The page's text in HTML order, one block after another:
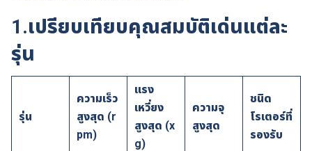
1.เปรียบเทียบคุณสมบัติเด่นแต่ละ
รุ่น
รุ่น
ความเร็ว
สูงสุด (r
pm)
แรง
เหวี่ยง
สูงสุด (x
g)
ความจุ
สูงสุด
ชนิด
โรเตอร์ที่
รองรับ